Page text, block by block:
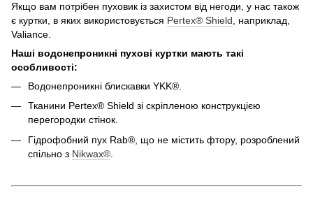
Якщо вам потрібен пуховик із захистом від негоди, у нас також
є куртки, в яких використовується Pertex® Shield , наприклад,
Valiance.
Наші водонепроникні пухові куртки мають такі
особливості:
Водонепроникні блискавки YKK®.
Тканини Pertex® Shield зі скріпленою конструкцією
перегородки стінок.
Гідрофобний пух Rab®, що не містить фтору, розроблений
спільно з Nikwax®